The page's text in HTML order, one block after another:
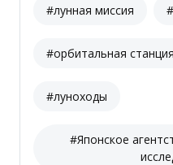
#лунная миссия
#орбитальная станция
#луноходы
#Японское